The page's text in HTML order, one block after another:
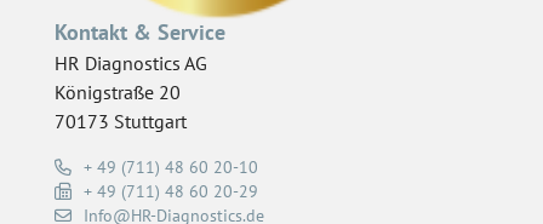
Kontakt & Service
HR Diagnostics AG
Königstraße 20
70173 Stuttgart
+ 49 (711) 48 60 20-10
+ 49 (711) 48 60 20-29
Info@HR-Diagnostics.de